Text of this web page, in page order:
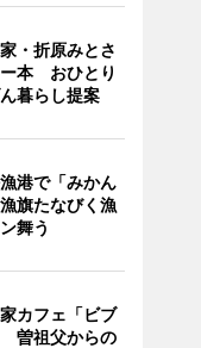
・折原みとさ
本 おひとり
暮らし提案
港で「みかん
旗たなびく漁
舞う
カフェ「ビブ
曽祖父からの